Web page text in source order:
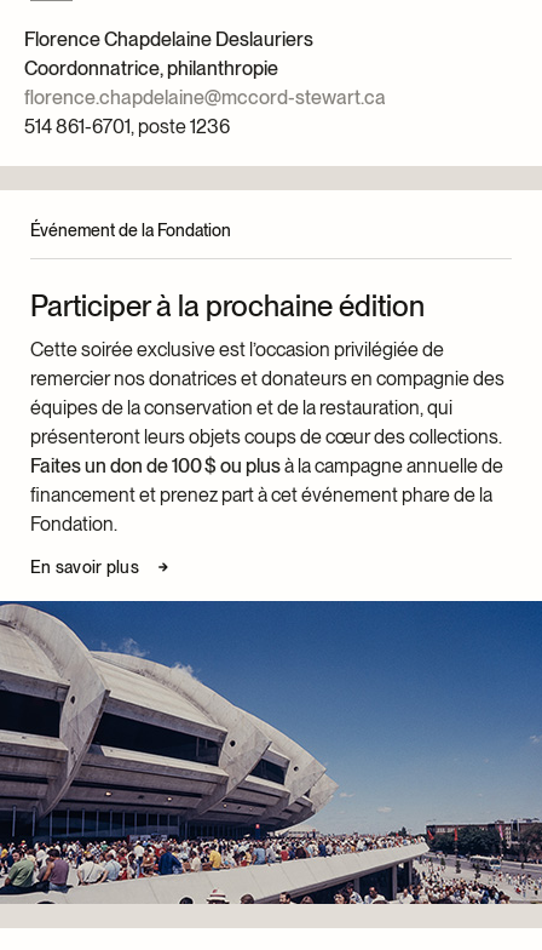
Florence Chapdelaine Deslauriers
Coordonnatrice, philanthropie
florence.chapdelaine@mccord-stewart.ca
514 861-6701, poste 1236
Événement de la Fondation
Participer à la prochaine édition
Cette soirée exclusive est l’occasion privilégiée de
remercier nos donatrices et donateurs en compagnie des
équipes de la conservation et de la restauration, qui
présenteront leurs objets coups de cœur des collections.
Faites un don de 100 $ ou plusà la campagne annuelle de
financement et prenez part à cet événement phare de la
Fondation.
En savoir plus